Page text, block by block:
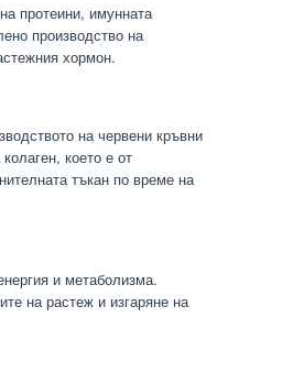
протеини, имунната
производство на
хормон.
на червени кръвни
което е от
тъкан по време на
и метаболизма.
на растеж и изгаряне на